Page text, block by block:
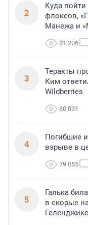
2
Куда
флоксов,
Манежа и
81 206
3
Теракты
Ким
Wildberries
80 031
4
Погибшие
взрыве в
79 055
5
Галька
в скорые